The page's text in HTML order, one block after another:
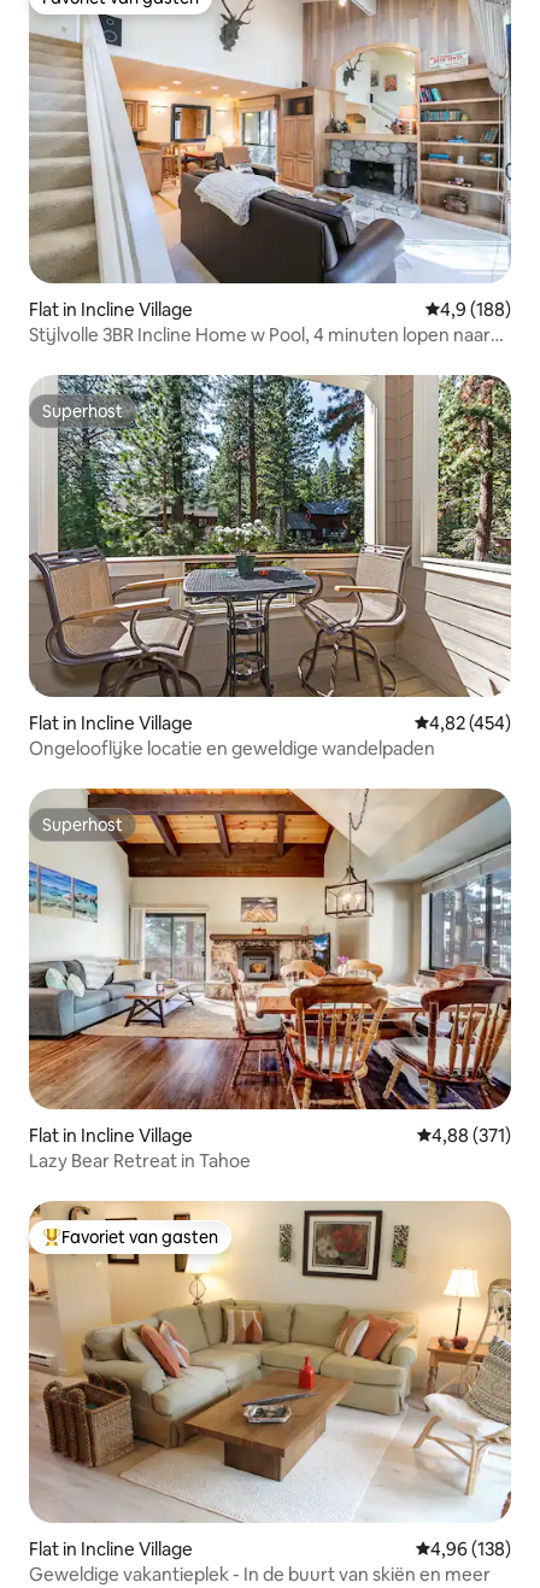
Favoriet van gasten
Flat in Incline Village Gemiddelde
4,9 (188)
Stijlvolle 3BR Incline Home w Pool, 4 minuten lopen naar
Superhost
Superhost
Flat in Incline Village Gemiddelde
4,82 (454)
Ongelooflijke locatie en geweldige wandelpaden
Superhost
Superhost
Flat in Incline Village Gemiddelde
4,88 (371)
Lazy Bear Retreat in Tahoe
Topfavoriet van gasten
Favoriet van gasten
Flat in Incline Village Gemiddelde
4,96 (138)
Geweldige vakantieplek - In de buurt van skiën en meer